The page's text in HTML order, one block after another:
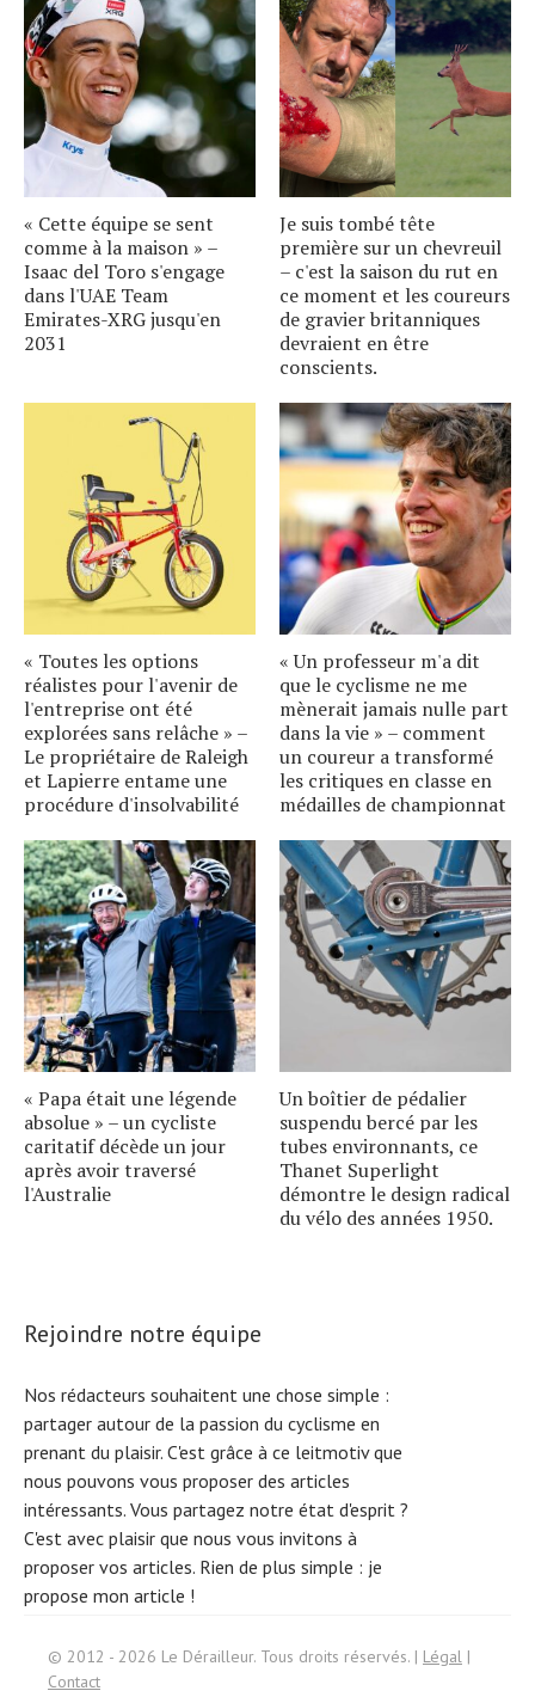
« Cette équipe se sent
comme à la maison » –
Isaac del Toro s'engage
dans l'UAE Team
Emirates-XRG jusqu'en
2031
Je suis tombé tête
première sur un chevreuil
– c'est la saison du rut en
ce moment et les coureurs
de gravier britanniques
devraient en être
conscients.
« Toutes les options
réalistes pour l'avenir de
l'entreprise ont été
explorées sans relâche » –
Le propriétaire de Raleigh
et Lapierre entame une
procédure d'insolvabilité
« Un professeur m'a dit
que le cyclisme ne me
mènerait jamais nulle part
dans la vie » – comment
un coureur a transformé
les critiques en classe en
médailles de championnat
« Papa était une légende
absolue » – un cycliste
caritatif décède un jour
après avoir traversé
l'Australie
Un boîtier de pédalier
suspendu bercé par les
tubes environnants, ce
Thanet Superlight
démontre le design radical
du vélo des années 1950.
Rejoindre notre équipe
Nos rédacteurs souhaitent une chose simple :
partager autour de la passion du cyclisme en
prenant du plaisir. C'est grâce à ce leitmotiv que
nous pouvons vous proposer des articles
intéressants. Vous partagez notre état d'esprit ?
C'est avec plaisir que nous vous invitons à
proposer vos articles. Rien de plus simple : je
propose mon article !
© 2012 - 2026 Le Dérailleur. Tous droits réservés. | Légal |
Contact
or: